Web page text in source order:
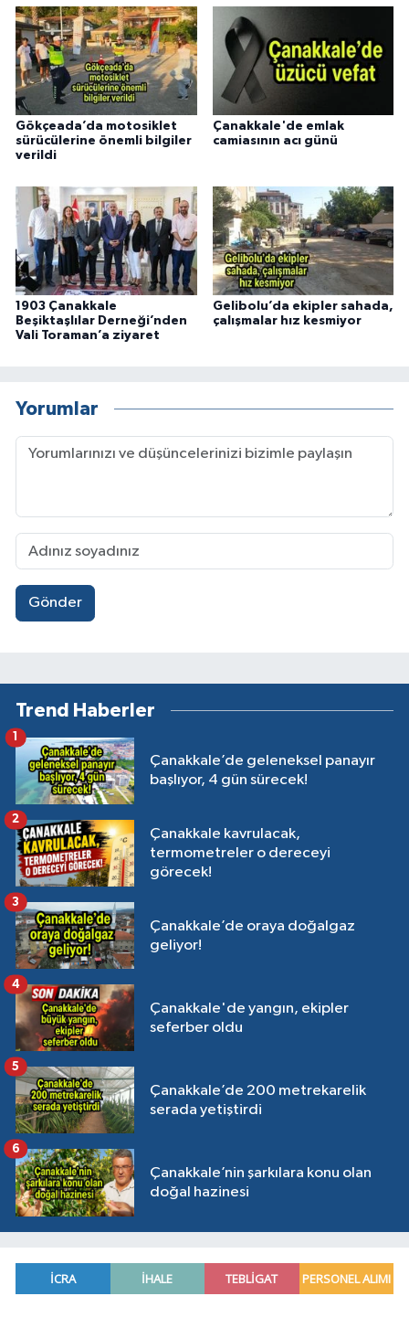
Gökçeada’da motosiklet
sürücülerine önemli bilgiler
verildi
Çanakkale'de emlak
camiasının acı günü
1903 Çanakkale
Beşiktaşlılar Derneği’nden
Vali Toraman’a ziyaret
Gelibolu’da ekipler sahada,
çalışmalar hız kesmiyor
Yorumlar
Gönder
Trend Haberler
Çanakkale’de geleneksel panayır
başlıyor, 4 gün sürecek!
1
Çanakkale kavrulacak,
termometreler o dereceyi
görecek!
2
Çanakkale’de oraya doğalgaz
geliyor!
3
Çanakkale'de yangın, ekipler
seferber oldu
4
Çanakkale’de 200 metrekarelik
serada yetiştirdi
5
Çanakkale’nin şarkılara konu olan
doğal hazinesi
6